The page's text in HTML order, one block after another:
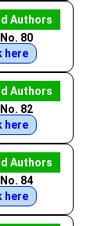
Authors
80
here
Authors
82
here
Authors
84
here